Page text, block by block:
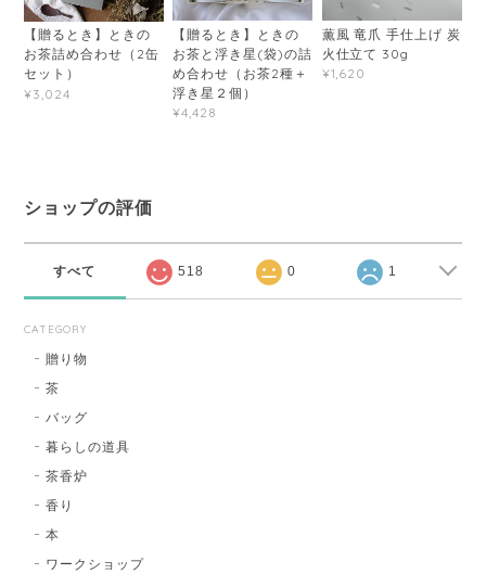
【贈るとき】ときの
お茶詰め合わせ（2缶
セット）
¥3,024
【贈るとき】ときの
お茶と浮き星(袋)の詰
め合わせ（お茶2種＋
浮き星２個）
¥4,428
薫風 竜爪 手仕上げ 炭
火仕立て 30g
¥1,620
ショップの評価
すべて 518 0 1
CATEGORY
贈り物
茶
バッグ
暮らしの道具
茶香炉
香り
本
ワークショップ